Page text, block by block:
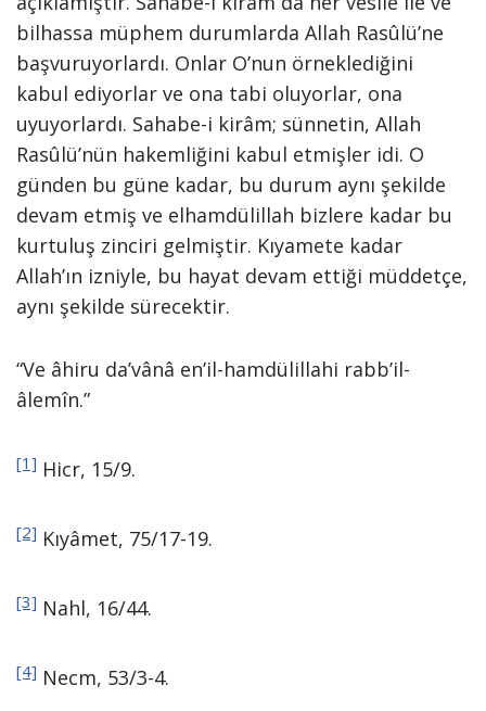
bilhassa müphem durumlarda Allah Rasûlü’ne
başvuruyorlardı. Onlar O’nun örneklediğini
kabul ediyorlar ve ona tabi oluyorlar, ona
uyuyorlardı. Sahabe-i kirâm; sünnetin, Allah
Rasûlü’nün hakemliğini kabul etmişler idi. O
günden bu güne kadar, bu durum aynı şekilde
devam etmiş ve elhamdülillah bizlere kadar bu
kurtuluş zinciri gelmiştir. Kıyamete kadar
Allah’ın izniyle, bu hayat devam ettiği müddetçe,
aynı şekilde sürecektir.
“Ve âhiru da’vânâ en’il-hamdülillahi rabb’il-
âlemîn.”
[1] Hicr, 15/9.
[2] Kıyâmet, 75/17-19.
[3] Nahl, 16/44.
[4] Necm, 53/3-4.